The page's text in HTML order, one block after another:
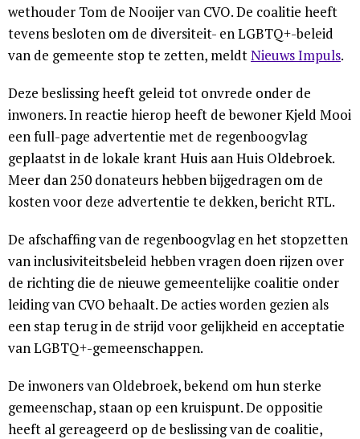
wethouder Tom de Nooijer van CVO. De coalitie heeft
tevens besloten om de diversiteit- en LGBTQ+-beleid
van de gemeente stop te zetten, meldtNieuws Impuls.
Deze beslissing heeft geleid tot onvrede onder de
inwoners. In reactie hierop heeft de bewoner Kjeld Mooi
een full-page advertentie met de regenboogvlag
geplaatst in de lokale krant Huis aan Huis Oldebroek.
Meer dan 250 donateurs hebben bijgedragen om de
kosten voor deze advertentie te dekken, bericht RTL.
De afschaffing van de regenboogvlag en het stopzetten
van inclusiviteitsbeleid hebben vragen doen rijzen over
de richting die de nieuwe gemeentelijke coalitie onder
leiding van CVO behaalt. De acties worden gezien als
een stap terug in de strijd voor gelijkheid en acceptatie
van LGBTQ+-gemeenschappen.
De inwoners van Oldebroek, bekend om hun sterke
gemeenschap, staan op een kruispunt. De oppositie
heeft al gereageerd op de beslissing van de coalitie,